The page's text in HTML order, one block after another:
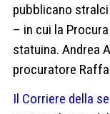
pubblicano
– in cui la
statuina. Andrea
procuratore
Il Corriere della